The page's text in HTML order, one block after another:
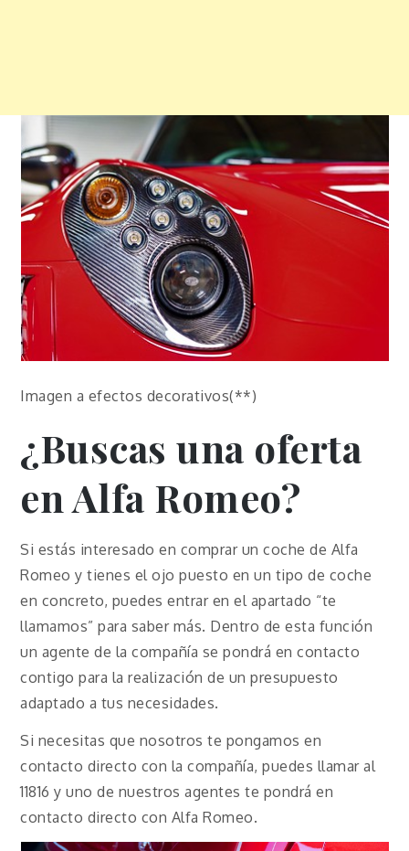
Imagen a efectos decorativos(**)
¿Buscas una oferta
en Alfa Romeo?
Si estás interesado en comprar un coche de Alfa
Romeo y tienes el ojo puesto en un tipo de coche
en concreto, puedes entrar en el apartado “te
llamamos” para saber más. Dentro de esta función
un agente de la compañía se pondrá en contacto
contigo para la realización de un presupuesto
adaptado a tus necesidades.
Si necesitas que nosotros te pongamos en
contacto directo con la compañía, puedes llamar al
11816 y uno de nuestros agentes te pondrá en
contacto directo con Alfa Romeo.